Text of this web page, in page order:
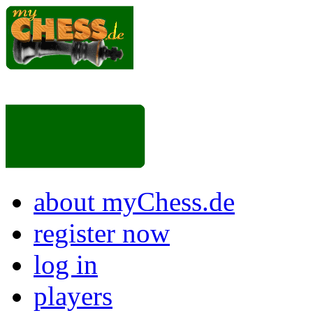
about myChess.de
register now
log in
players